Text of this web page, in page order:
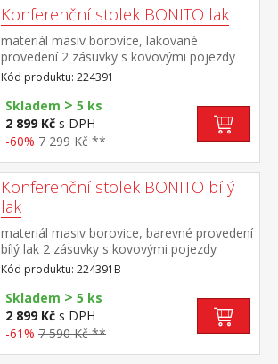
Konferenční stolek BONITO lak
materiál masiv borovice, lakované
provedení 2 zásuvky s kovovými pojezdy
Kód produktu: 224391
Skladem > 5 ks
2 899 Kč s DPH
-60% 7 299 Kč **
Konferenční stolek BONITO bílý
lak
materiál masiv borovice, barevné provedení
bílý lak 2 zásuvky s kovovými pojezdy
Kód produktu: 224391B
Skladem > 5 ks
2 899 Kč s DPH
-61% 7 590 Kč **